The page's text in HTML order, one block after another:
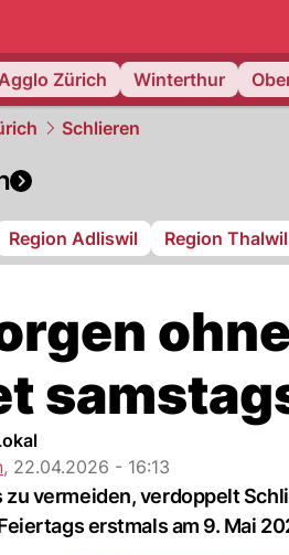
zurich.
Zürich Winterthur
Schlieren
Region Adliswil Region Thalwil
, 22.04.2026 - 16:13
zu vermeiden, verdoppelt
erstmals am 9. Mai